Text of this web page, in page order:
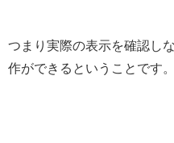
つまり実際の表示を確認し
作ができるということです。